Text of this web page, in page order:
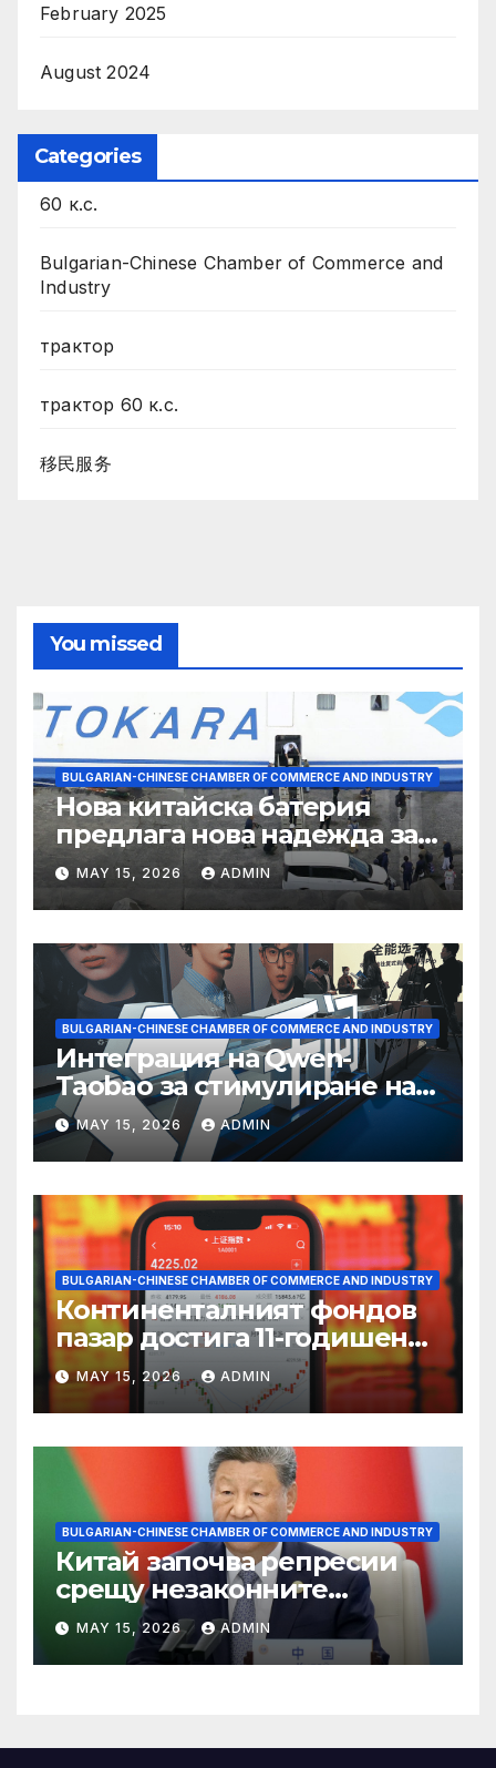
February 2025
August 2024
Categories
60 к.с.
Bulgarian-Chinese Chamber of Commerce and
Industry
трактор
трактор 60 к.с.
移民服务
You missed
BULGARIAN-CHINESE CHAMBER OF COMMERCE AND INDUSTRY
Нова китайска батерия
предлага нова надежда за
съхранение на водород
MAY 15, 2026 ADMIN
BULGARIAN-CHINESE CHAMBER OF COMMERCE AND INDUSTRY
Интеграция на Qwen-
Taobao за стимулиране на
пазаруването 618
MAY 15, 2026 ADMIN
BULGARIAN-CHINESE CHAMBER OF COMMERCE AND INDUSTRY
Континенталният фондов
пазар достига 11-годишен
връх
MAY 15, 2026 ADMIN
BULGARIAN-CHINESE CHAMBER OF COMMERCE AND INDUSTRY
Китай започва репресии
срещу незаконните
практики в сектора на TCM
MAY 15, 2026 ADMIN